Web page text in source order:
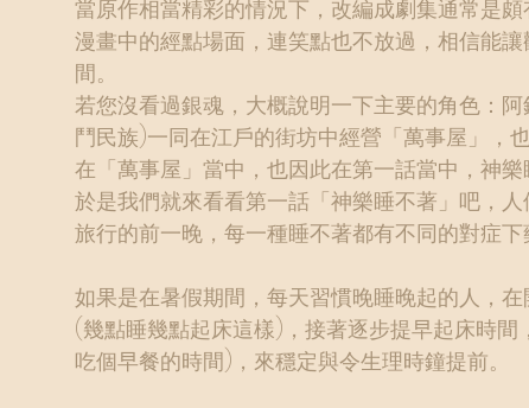
當原作相當精彩的情況下，改編成劇集通常是
漫畫中的經點場面，連笑點也不放過，相信能
間。
若您沒看過銀魂，大概說明一下主要的角色：
鬥民族)一同在江戶的街坊中經營「萬事屋」，
在「萬事屋」當中，也因此在第一話當中，神樂
於是我們就來看看第一話「神樂睡不著」吧，
旅行的前一晚，每一種睡不著都有不同的對症下
如果是在暑假期間，每天習慣晚睡晚起的人，
(幾點睡幾點起床這樣)，接著逐步提早起床時
吃個早餐的時間)，來穩定與令生理時鐘提前。